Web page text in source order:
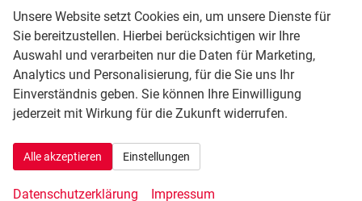
Comfort 218 Reichw.+ Pano 360Kam ACC
unverbindliche Lieferzeit: 21.10.2026
Unsere Website setzt Cookies ein, um unsere Dienste für
Sie bereitzustellen. Hierbei berücksichtigen wir Ihre
Auswahl und verarbeiten nur die Daten für Marketing,
Analytics und Personalisierung, für die Sie uns Ihr
Einverständnis geben. Sie können Ihre Einwilligung
jederzeit mit Wirkung für die Zukunft widerrufen.
Alle akzeptieren Einstellungen
Datenschutzerklärung Impressum